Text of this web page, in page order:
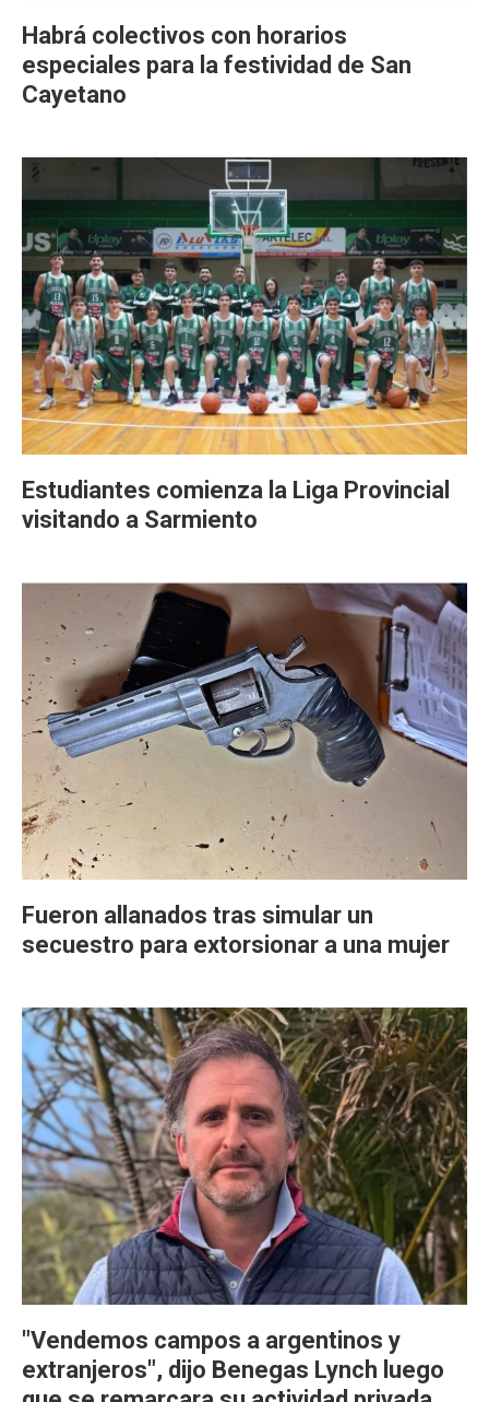
Habrá colectivos con horarios
especiales para la festividad de San
Cayetano
Estudiantes comienza la Liga Provincial
visitando a Sarmiento
Fueron allanados tras simular un
secuestro para extorsionar a una mujer
"Vendemos campos a argentinos y
extranjeros", dijo Benegas Lynch luego